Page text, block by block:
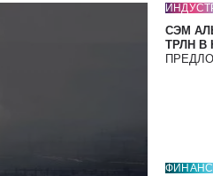
СЭМ
ТРЛН В